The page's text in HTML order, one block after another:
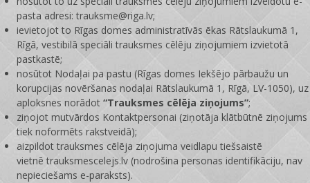
pasta adresi: trauksme@riga.lv;
ievietojot to Rīgas domes administratīvās ēkas Rātslaukumā 1,
Rīgā, vestibilā speciāli trauksmes cēlēju ziņojumiem izvietotā
pastkastē;
nosūtot Nodaļai pa pastu (Rīgas domes Iekšējo pārbaužu un
korupcijas novēršanas nodaļai Rātslaukumā 1, Rīgā, LV-1050), uz
aploksnes norādot“Trauksmes cēlēja ziņojums”;
ziņojot mutvārdos Kontaktpersonai (ziņotāja klātbūtnē ziņojums
tiek noformēts rakstveidā);
aizpildot trauksmes cēlēja ziņojuma veidlapu tiešsaistē
vietnētrauksmescelejs.lv (nodrošina personas identifikāciju, nav
nepieciešams e-paraksts).